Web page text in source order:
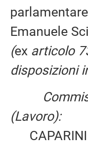
Emanuele
(ex articolo
disposizioni
(Lavoro):
CAPARINI